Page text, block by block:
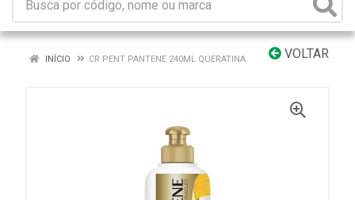
VOLTAR
INÍCIO CR PENT PANTENE 240ML QUERATINA